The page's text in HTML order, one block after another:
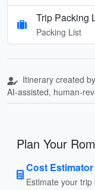
Trip Packing
Packing List
Itinerary created by
AI-assisted, human-
Plan Your
Cost Estimator
Estimate your trip